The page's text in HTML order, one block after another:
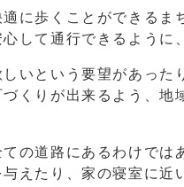
に歩くことができる
して通行できるように
いという要望があっ
くりが出来るよう、
の道路にあるわけで
えたり、家の寝室に近